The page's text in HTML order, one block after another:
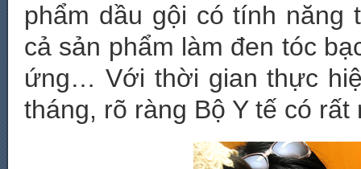
phẩm dầu gội có tính năng
cả sản phẩm làm đen tóc
ứng… Với thời gian thực
tháng, rõ ràng Bộ Y tế có